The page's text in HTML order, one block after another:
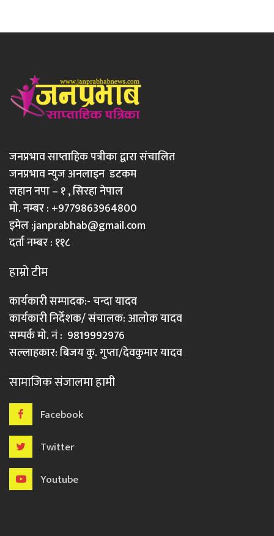
जनप्रभाव साप्ताहिक पत्रीका द्वारा संचालित
जनप्रभाव न्युज अनलाइन डटकम
लहान नपा – १ , सिरहा नेपाल
मो. नम्बर : +9779863964800
इमेल :janprabhab@gmail.com
दर्ता नम्बर : ११८
हाम्रो टीम
कार्यकारी सम्पादक:- चन्दा यादव
कार्यकारी निर्देशक/ संचालक: आलोक यादव
सम्पर्क मो. नं : 9819992976
सल्लाहकार: बिजय कु. गुप्ता/देवकुमार यादव
सामाजिक संजालमा हामी
Facebook
Twitter
Youtube